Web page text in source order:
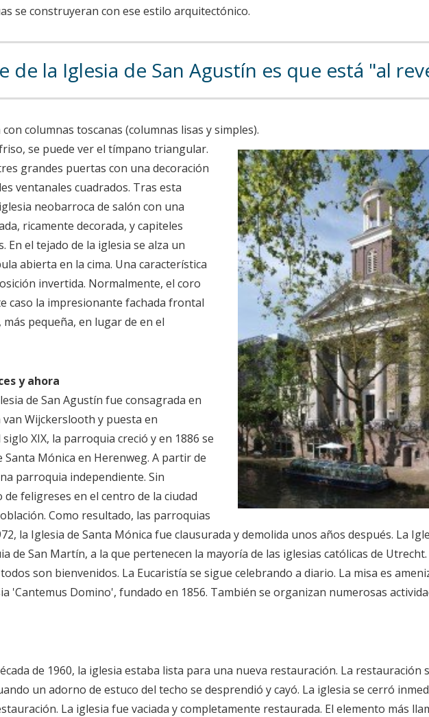
se construyeran con ese estilo arquitectónico.
de la Iglesia de San Agustín es que está "al
columnas toscanas (columnas lisas y simples).
se puede ver el tímpano triangular.
grandes puertas con una decoración
ventanales cuadrados. Tras esta
neobarroca de salón con una
ricamente decorada, y capiteles
En el tejado de la iglesia se alza un
abierta en la cima. Una característica
invertida. Normalmente, el coro
caso la impresionante fachada frontal
pequeña, en lugar de en el
y ahora
de San Agustín fue consagrada en
Wijckerslooth y puesta en
XIX, la parroquia creció y en 1886 se
Mónica en Herenweg. A partir de
parroquia independiente. Sin
feligreses en el centro de la ciudad
Como resultado, las parroquias
la Iglesia de Santa Mónica fue clausurada y demolida unos años después. La
de San Martín, a la que pertenecen la mayoría de las iglesias católicas de
son bienvenidos. La Eucaristía se sigue celebrando a diario. La misa es
'Cantemus Domino', fundado en 1856. También se organizan numerosas
de 1960, la iglesia estaba lista para una nueva restauración. La restauración
un adorno de estuco del techo se desprendió y cayó. La iglesia se cerró
La iglesia fue vaciada y completamente restaurada. El elemento más